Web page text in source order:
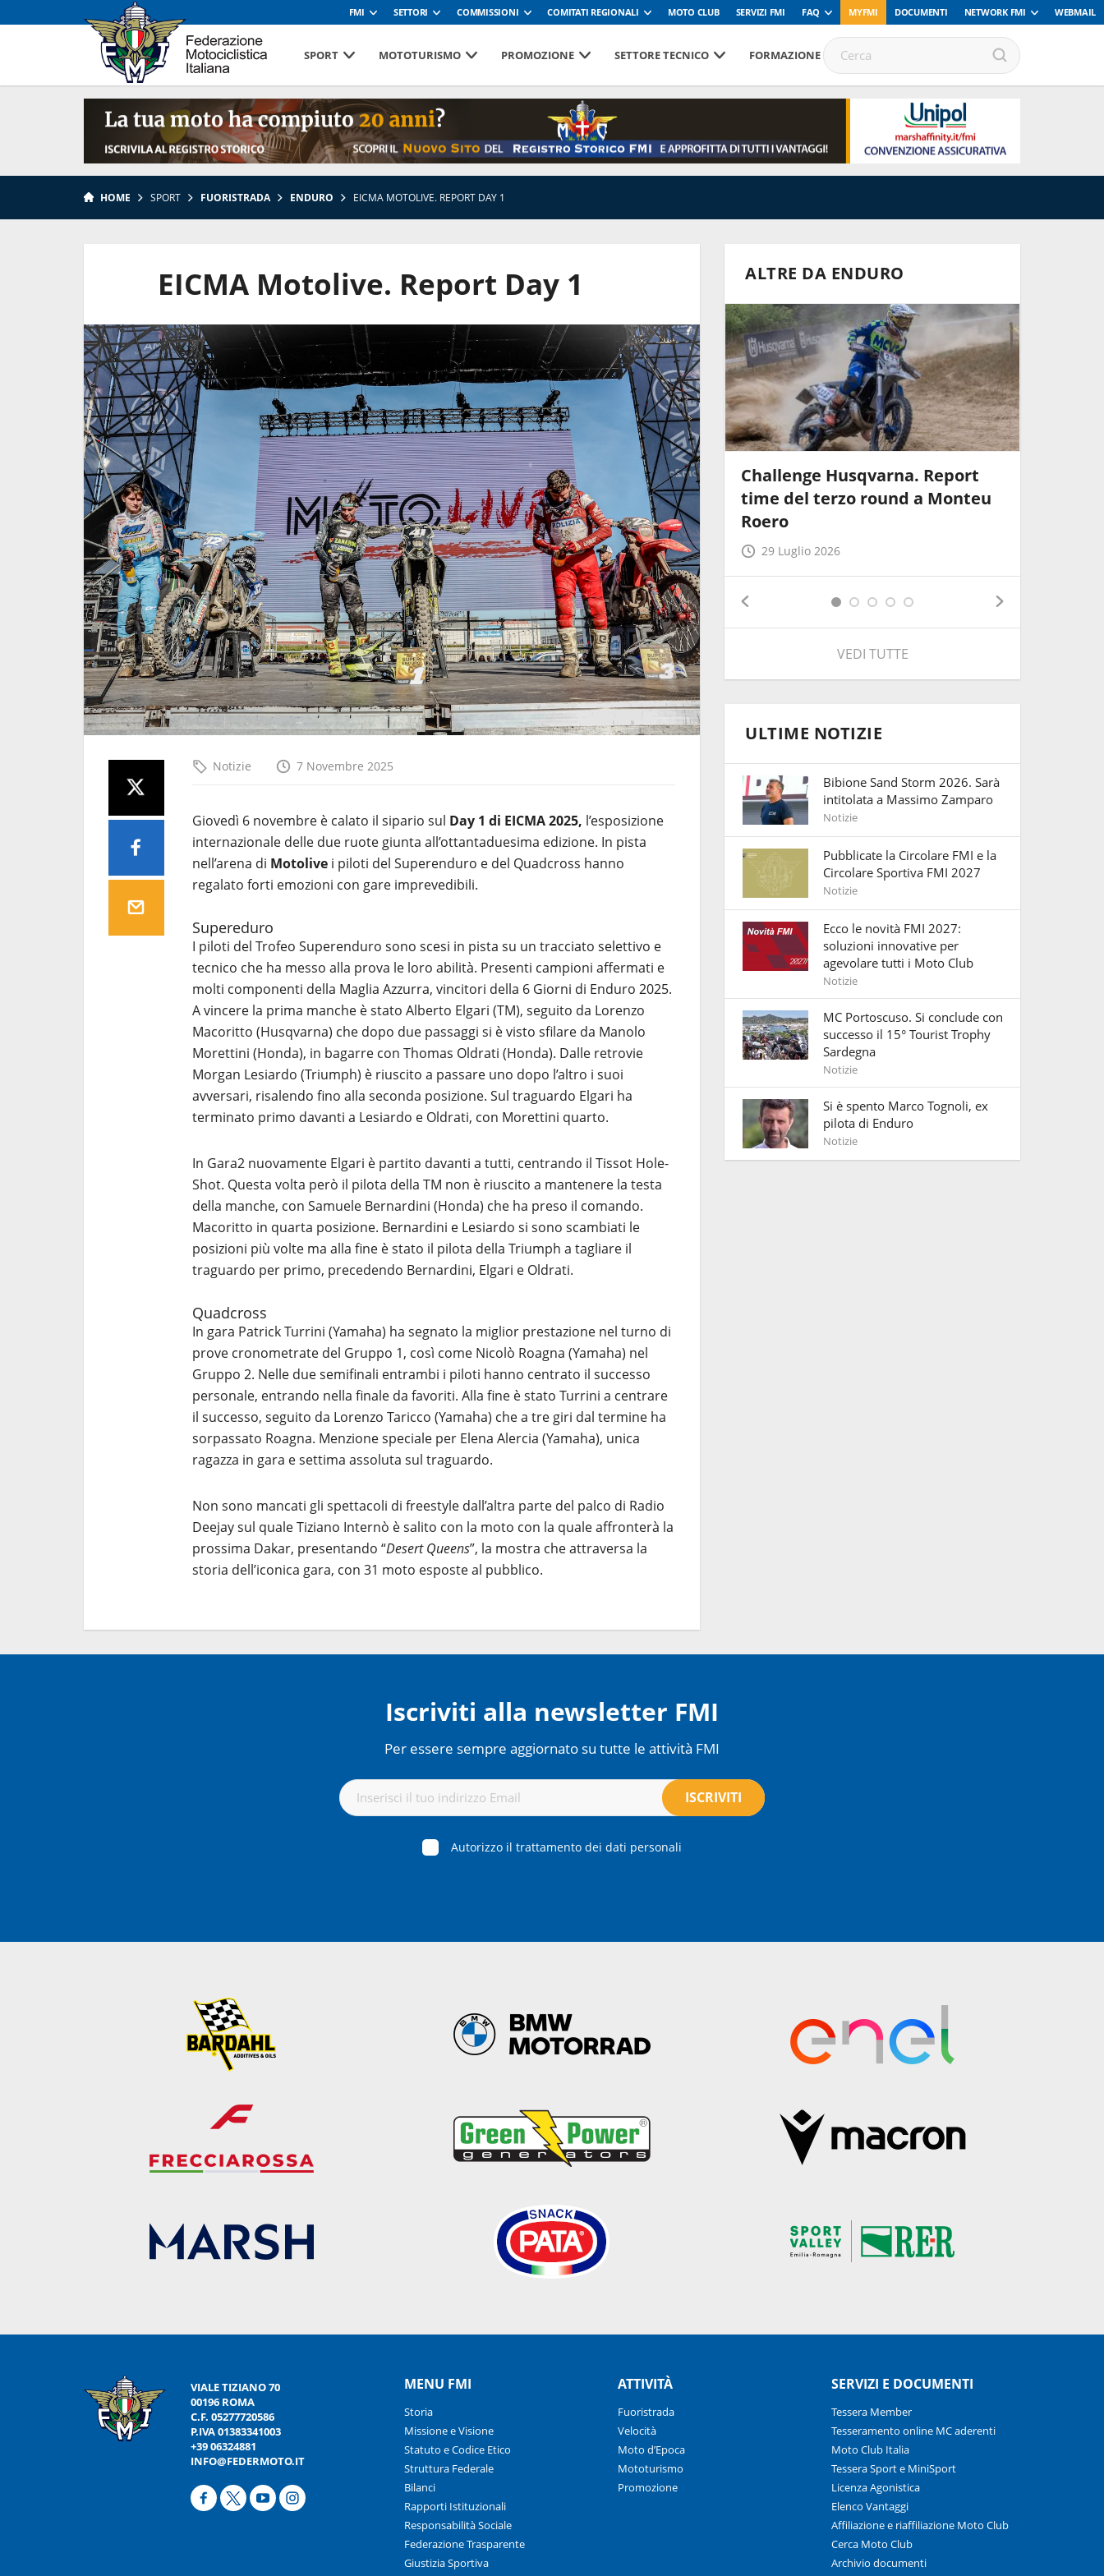
FMI SETTORI COMMISSIONI COMITATI REGIONALI MOTO CLUB SERVIZI FMI FAQ MYFMI DOCUMENTI NETWORK FMI WEBMAIL
SPORT MOTOTURISMO PROMOZIONE SETTORE TECNICO FORMAZIONE
HOME SPORT FUORISTRADA ENDURO EICMA MOTOLIVE. REPORT DAY 1
EICMA Motolive. Report Day 1
Notizie 7 Novembre 2025
Giovedì 6 novembre è calato il sipario sul Day 1 di EICMA 2025, l’esposizione
internazionale delle due ruote giunta all’ottantaduesima edizione. In pista
nell’arena di Motolive i piloti del Superenduro e del Quadcross hanno
regalato forti emozioni con gare imprevedibili.
Supereduro
I piloti del Trofeo Superenduro sono scesi in pista su un tracciato selettivo e
tecnico che ha messo alla prova le loro abilità. Presenti campioni affermati e
molti componenti della Maglia Azzurra, vincitori della 6 Giorni di Enduro 2025.
A vincere la prima manche è stato Alberto Elgari (TM), seguito da Lorenzo
Macoritto (Husqvarna) che dopo due passaggi si è visto sfilare da Manolo
Morettini (Honda), in bagarre con Thomas Oldrati (Honda). Dalle retrovie
Morgan Lesiardo (Triumph) è riuscito a passare uno dopo l’altro i suoi
avversari, risalendo fino alla seconda posizione. Sul traguardo Elgari ha
terminato primo davanti a Lesiardo e Oldrati, con Morettini quarto.
In Gara2 nuovamente Elgari è partito davanti a tutti, centrando il Tissot Hole-
Shot. Questa volta però il pilota della TM non è riuscito a mantenere la testa
della manche, con Samuele Bernardini (Honda) che ha preso il comando.
Macoritto in quarta posizione. Bernardini e Lesiardo si sono scambiati le
posizioni più volte ma alla fine è stato il pilota della Triumph a tagliare il
traguardo per primo, precedendo Bernardini, Elgari e Oldrati.
Quadcross
In gara Patrick Turrini (Yamaha) ha segnato la miglior prestazione nel turno di
prove cronometrate del Gruppo 1, così come Nicolò Roagna (Yamaha) nel
Gruppo 2. Nelle due semifinali entrambi i piloti hanno centrato il successo
personale, entrando nella finale da favoriti. Alla fine è stato Turrini a centrare
il successo, seguito da Lorenzo Taricco (Yamaha) che a tre giri dal termine ha
sorpassato Roagna. Menzione speciale per Elena Alercia (Yamaha), unica
ragazza in gara e settima assoluta sul traguardo.
Non sono mancati gli spettacoli di freestyle dall’altra parte del palco di Radio
Deejay sul quale Tiziano Internò è salito con la moto con la quale affronterà la
prossima Dakar, presentando “Desert Queens”, la mostra che attraversa la
storia dell’iconica gara, con 31 moto esposte al pubblico.
ALTRE DA ENDURO
Enduro Under23/Senior &
Femminile. Questo fine
settimana la terza prova
23 Luglio 2026
Pata Talenti Azzurri FMI: Race
Report weekend del 18-19 luglio
2026
22 Luglio 2026
Challenge Husqvarna. Report
time del terzo round a Monteu
Roero
29 Luglio 2026
VEDI TUTTE
ULTIME NOTIZIE
Bibione Sand Storm 2026. Sarà
intitolata a Massimo Zamparo
Notizie
Pubblicate la Circolare FMI e la
Circolare Sportiva FMI 2027
Notizie
Ecco le novità FMI 2027:
soluzioni innovative per
agevolare tutti i Moto Club
Notizie
MC Portoscuso. Si conclude con
successo il 15° Tourist Trophy
Sardegna
Notizie
Si è spento Marco Tognoli, ex
pilota di Enduro
Notizie
Iscriviti alla newsletter FMI
Per essere sempre aggiornato su tutte le attività FMI
Autorizzo il trattamento dei dati personali
VIALE TIZIANO 70
00196 ROMA
C.F. 05277720586
P.IVA 01383341003
+39 06324881
INFO@FEDERMOTO.IT
MENU FMI
Storia
Missione e Visione
Statuto e Codice Etico
Struttura Federale
Bilanci
Rapporti Istituzionali
Responsabilità Sociale
Federazione Trasparente
Giustizia Sportiva
ATTIVITÀ
Fuoristrada
Velocità
Moto d’Epoca
Mototurismo
Promozione
SERVIZI E DOCUMENTI
Tessera Member
Tesseramento online MC aderenti
Moto Club Italia
Tessera Sport e MiniSport
Licenza Agonistica
Elenco Vantaggi
Affiliazione e riaffiliazione Moto Club
Cerca Moto Club
Archivio documenti